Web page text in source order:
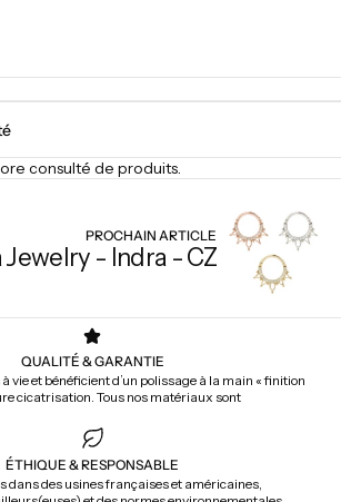
consulté de produits.
PROCHAIN ARTICLE
Jewelry - Indra - CZ
QUALITÉ & GARANTIE
vie et bénéficient d’un polissage à la main « finition
cicatrisation. Tous nos matériaux sont
ÉTHIQUE & RESPONSABLE
dans des usines françaises et américaines,